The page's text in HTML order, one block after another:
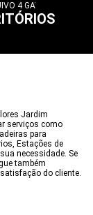
PARA
4 GAVETAS PARA
Jardim
serviços como
para
Estações de
necessidade. Se
também
do cliente.